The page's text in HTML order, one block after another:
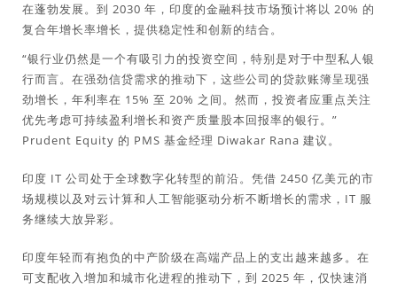
在蓬勃发展。到 2030 年，印度的金融科技市场预计将以 20% 的
复合年增长率增长，提供稳定性和创新的结合。
“银行业仍然是一个有吸引力的投资空间，特别是对于中型私人银
行而言。在强劲信贷需求的推动下，这些公司的贷款账簿呈现强
劲增长，年利率在 15% 至 20% 之间。然而，投资者应重点关注
优先考虑可持续盈利增长和资产质量股本回报率的银行。”
Prudent Equity 的 PMS 基金经理 Diwakar Rana 建议。
印度 IT 公司处于全球数字化转型的前沿。凭借 2450 亿美元的市
场规模以及对云计算和人工智能驱动分析不断增长的需求，IT 服
务继续大放异彩。
印度年轻而有抱负的中产阶级在高端产品上的支出越来越多。在
可支配收入增加和城市化进程的推动下，到 2025 年，仅快速消